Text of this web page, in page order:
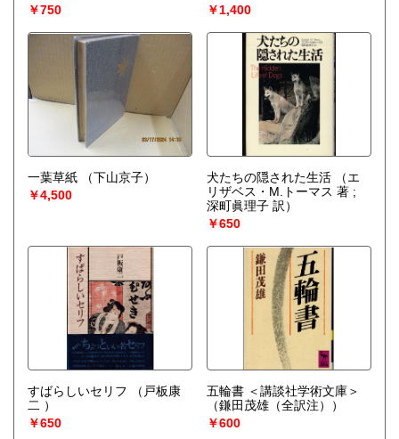
￥750
￥1,400
一葉草紙
（下山京子）
￥4,500
犬たちの隠された生活
（エ
リザベス・M.トーマス 著 ;
深町眞理子 訳）
￥650
すばらしいセリフ
（戸板康
二 ）
￥650
五輪書 ＜講談社学術文庫＞
（鎌田茂雄（全訳注））
￥600